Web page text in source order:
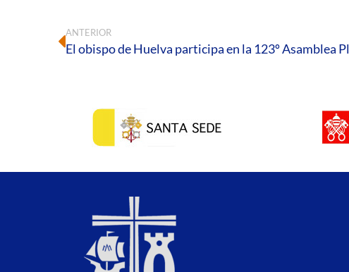
ANTERIOR
El obispo de Huelva participa en la 123º Asamblea